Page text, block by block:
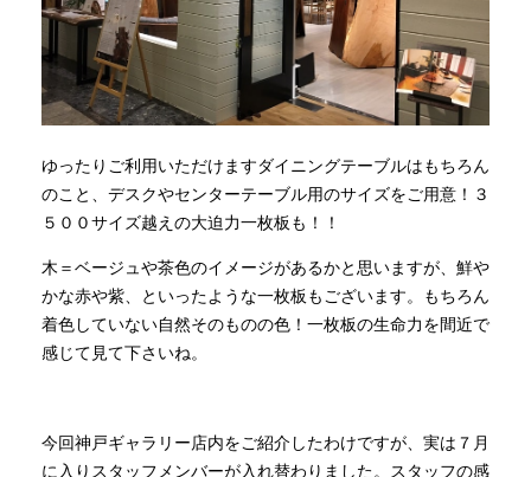
ゆったりご利用いただけますダイニングテーブルはもちろん
のこと、デスクやセンターテーブル用のサイズをご用意！３
５００サイズ越えの大迫力一枚板も！！
木＝ベージュや茶色のイメージがあるかと思いますが、鮮や
かな赤や紫、といったような一枚板もございます。もちろん
着色していない自然そのものの色！一枚板の生命力を間近で
感じて見て下さいね。
今回神戸ギャラリー店内をご紹介したわけですが、実は７月
に入りスタッフメンバーが入れ替わりました。スタッフの感